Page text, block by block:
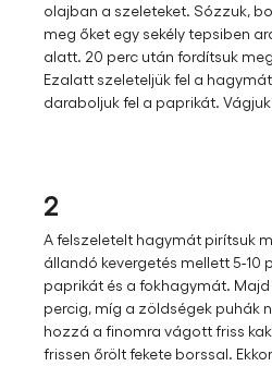
olajban a szeleteket. Sózzuk,
meg őket egy sekély tepsiben
alatt. 20 perc után fordítsuk
Ezalatt szeleteljük fel a
daraboljuk fel a paprikát.
2
A felszeletelt hagymát pirítsuk
állandó kevergetés mellett 5-10
paprikát és a fokhagymát.
percig, míg a zöldségek puhák
hozzá a finomra vágott friss
frissen őrölt fekete borssal.